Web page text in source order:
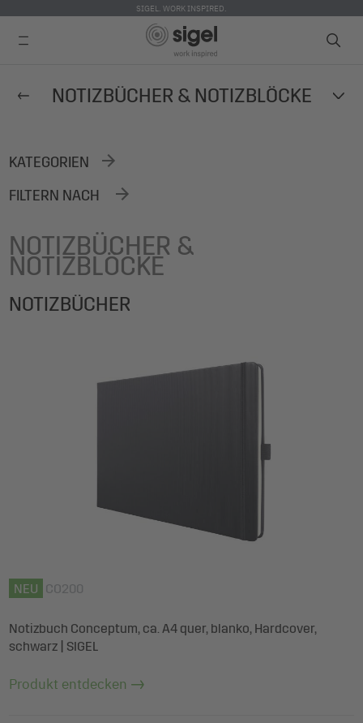
zum
SIGEL. WORK INSPIRED.
NOTIZBÜCHER & NOTIZBLÖCKE
KATEGORIEN
FILTERN NACH
NOTIZBÜCHER &
NOTIZBLÖCKE
NOTIZBÜCHER
NEU CO200
Notizbuch Conceptum, ca. A4 quer, blanko, Hardcover,
schwarz | SIGEL
Produkt entdecken